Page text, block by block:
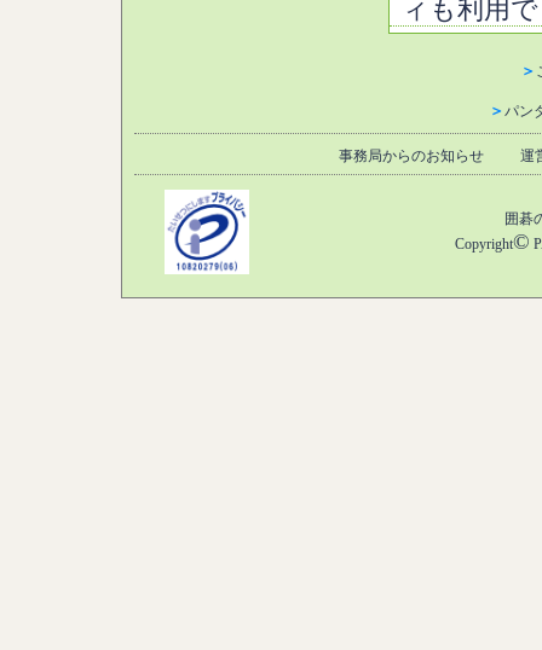
ィも利用
＞
＞ パン
事務局からのお知らせ 運
囲碁
Copyright©